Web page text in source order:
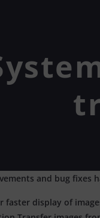
and bug fixes
faster display of